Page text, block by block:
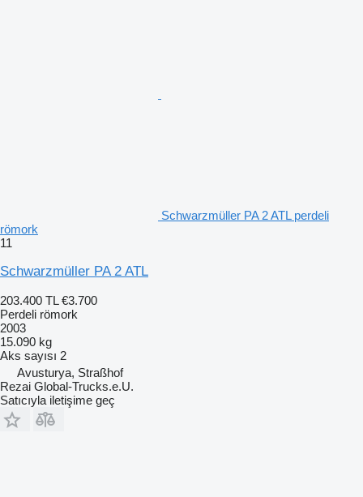
Schwarzmüller PA 2 ATL perdeli
römork
11
Schwarzmüller PA 2 ATL
203.400 TL €3.700
Perdeli römork
2003
15.090 kg
Aks sayısı 2
Avusturya, Straßhof
Rezai Global-Trucks.e.U.
Satıcıyla iletişime geç